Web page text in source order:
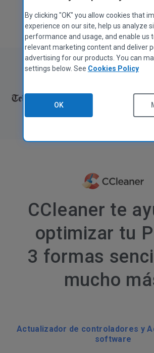
Tal como aparece en:
CCleaner te
optimizar tu
3 formas
mucho
Actualizador de controladores y
software
By clicking "OK" you allow cookies that
experience on our site, help us analyze
performance and usage, and enable us
relevant marketing content and deliver
advertising for our products. You can
settings below. See Cookies Policy
OK